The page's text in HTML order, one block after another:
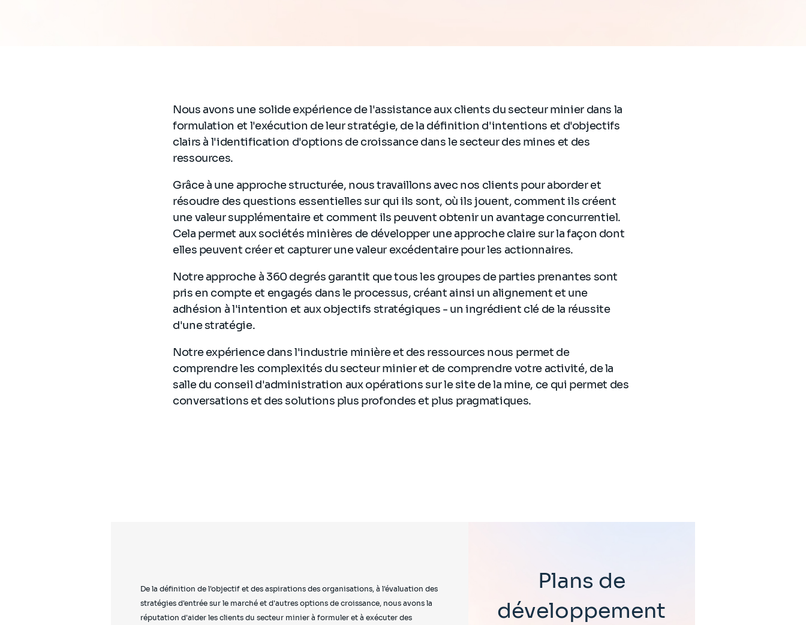
Nous avons une solide expérience de l'assistance aux clients du secteur minier dans la
formulation et l'exécution de leur stratégie, de la définition d'intentions et d'objectifs
clairs à l'identification d'options de croissance dans le secteur des mines et des
ressources.
Grâce à une approche structurée, nous travaillons avec nos clients pour aborder et
résoudre des questions essentielles sur qui ils sont, où ils jouent, comment ils créent
une valeur supplémentaire et comment ils peuvent obtenir un avantage concurrentiel.
Cela permet aux sociétés minières de développer une approche claire sur la façon dont
elles peuvent créer et capturer une valeur excédentaire pour les actionnaires.
Notre approche à 360 degrés garantit que tous les groupes de parties prenantes sont
pris en compte et engagés dans le processus, créant ainsi un alignement et une
adhésion à l'intention et aux objectifs stratégiques - un ingrédient clé de la réussite
d'une stratégie.
Notre expérience dans l'industrie minière et des ressources nous permet de
comprendre les complexités du secteur minier et de comprendre votre activité, de la
salle du conseil d'administration aux opérations sur le site de la mine, ce qui permet des
conversations et des solutions plus profondes et plus pragmatiques.
Plans de
développement
De la définition de l'objectif et des aspirations des organisations, à l'évaluation des
stratégies d'entrée sur le marché et d'autres options de croissance, nous avons la
réputation d'aider les clients du secteur minier à formuler et à exécuter des